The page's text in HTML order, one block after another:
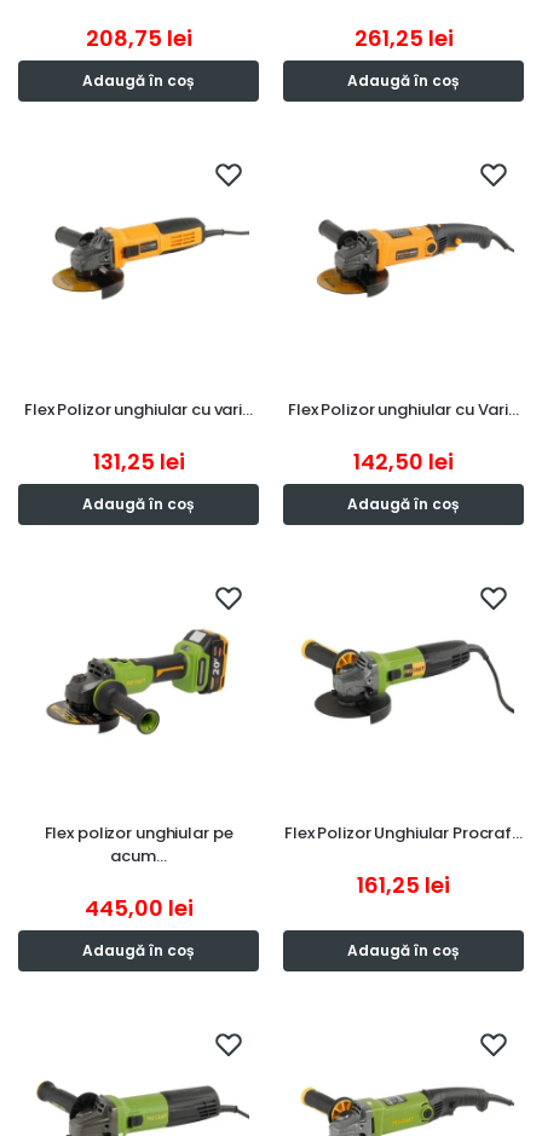
208,75 lei
Adaugă în coș
261,25 lei
Adaugă în coș
Flex Polizor unghiular cu vari…
131,25 lei
Adaugă în coș
Flex Polizor unghiular cu Vari…
142,50 lei
Adaugă în coș
Flex polizor unghiular pe
acum…
445,00 lei
Adaugă în coș
Flex Polizor Unghiular Procraf…
161,25 lei
Adaugă în coș